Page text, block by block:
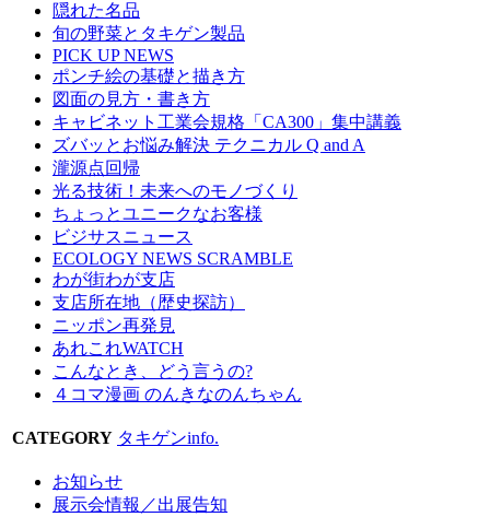
隠れた名品
旬の野菜とタキゲン製品
PICK UP NEWS
ポンチ絵の基礎と描き方
図面の見方・書き方
キャビネット工業会規格「CA300」集中講義
ズバッとお悩み解決 テクニカル Q and A
瀧源点回帰
光る技術！未来へのモノづくり
ちょっとユニークなお客様
ビジサスニュース
ECOLOGY NEWS SCRAMBLE
わが街わが支店
支店所在地（歴史探訪）
ニッポン再発見
あれこれWATCH
こんなとき、どう言うの?
４コマ漫画 のんきなのんちゃん
CATEGORY タキゲンinfo.
お知らせ
展示会情報／出展告知